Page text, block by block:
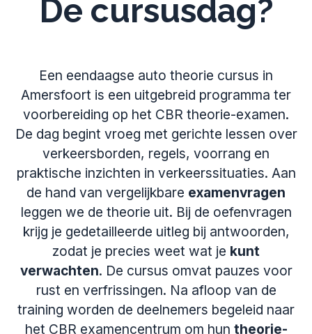
De cursusdag?
Een eendaagse auto theorie cursus in
Amersfoort is een uitgebreid programma ter
voorbereiding op het CBR theorie-examen.
De dag begint vroeg met gerichte lessen over
verkeersborden, regels, voorrang en
praktische inzichten in verkeerssituaties. Aan
de hand van vergelijkbare examenvragen
leggen we de theorie uit. Bij de oefenvragen
krijg je gedetailleerde uitleg bij antwoorden,
zodat je precies weet wat je kunt
verwachten. De cursus omvat pauzes voor
rust en verfrissingen. Na afloop van de
training worden de deelnemers begeleid naar
het CBR examencentrum om hun theorie-